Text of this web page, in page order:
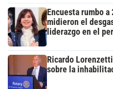
Encuesta rumbo
midieron el
liderazgo en el
Ricardo
sobre la